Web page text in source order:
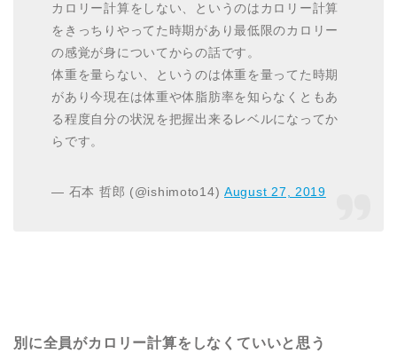
カロリー計算をしない、というのはカロリー計算
をきっちりやってた時期があり最低限のカロリー
の感覚が身についてからの話です。
体重を量らない、というのは体重を量ってた時期
があり今現在は体重や体脂肪率を知らなくともあ
る程度自分の状況を把握出来るレベルになってか
らです。
— 石本 哲郎 (@ishimoto14)August 27, 2019
別に全員がカロリー計算をしなくていいと思う